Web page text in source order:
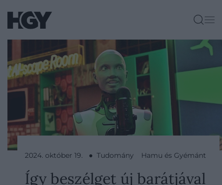
2024. október 19. ● Tudomány Hamu és Gyémánt
Így beszélget új barátjával